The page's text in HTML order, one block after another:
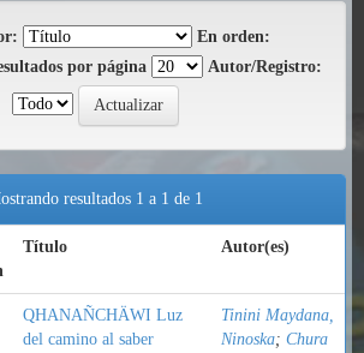
En orden:
por página
Autor/Registro:
resultados 1 a 1 de 1
Título Autor(es)
QHANAÑCHÄWI Luz
del camino al saber
Tinini Maydana,
Ninoska; Chura